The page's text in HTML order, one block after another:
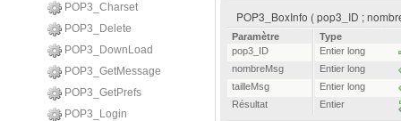
POP3_Charset
POP3_Delete
POP3_DownLoad
POP3_GetMessage
POP3_GetPrefs
POP3_Login
POP3_BoxInfo ( pop3_ID ;
Paramètre
Type
pop3_ID
Entier long
nombreMsg
Entier long
tailleMsg
Entier long
Résultat
Entier